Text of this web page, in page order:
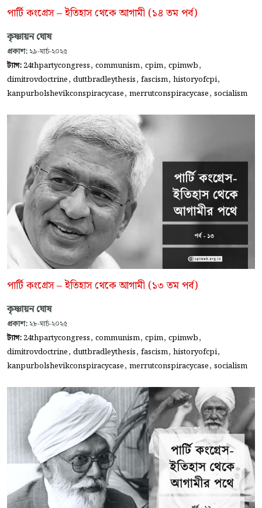
পার্টি কংগ্রেস – ইতিহাস থেকে আগামী (১৪ তম পর্ব)
কৃষ্ণায়ন ঘোষ
প্রকাশ: ২৯-মার্চ-২০২৫
ট্যাগ: 24thpartycongress, communism, cpim, cpimwb,
dimitrovdoctrine, duttbradleythesis, fascism, historyofcpi,
kanpurbolshevikconspiracycase, merrutconspiracycase, socialism
পার্টি কংগ্রেস – ইতিহাস থেকে আগামী (১৩ তম পর্ব)
কৃষ্ণায়ন ঘোষ
প্রকাশ: ২৮-মার্চ-২০২৫
ট্যাগ: 24thpartycongress, communism, cpim, cpimwb,
dimitrovdoctrine, duttbradleythesis, fascism, historyofcpi,
kanpurbolshevikconspiracycase, merrutconspiracycase, socialism